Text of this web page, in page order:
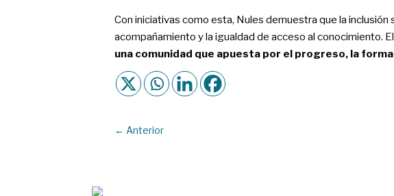
Con iniciativas como esta, Nules demuestra que la
acompañamiento y la igualdad de acceso al conocimiento.
una comunidad que apuesta por el progreso, la
← Anterior